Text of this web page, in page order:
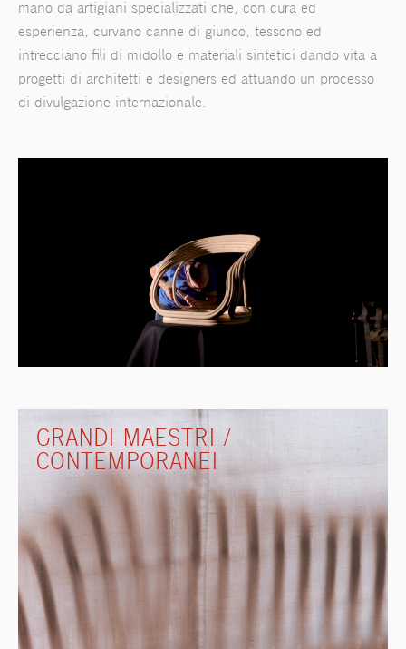
mano da artigiani specializzati che, con cura ed
esperienza, curvano canne di giunco, tessono ed
intrecciano fili di midollo e materiali sintetici dando vita a
progetti di architetti e designers ed attuando un processo
di divulgazione internazionale.
GRANDI MAESTRI /
CONTEMPORANEI